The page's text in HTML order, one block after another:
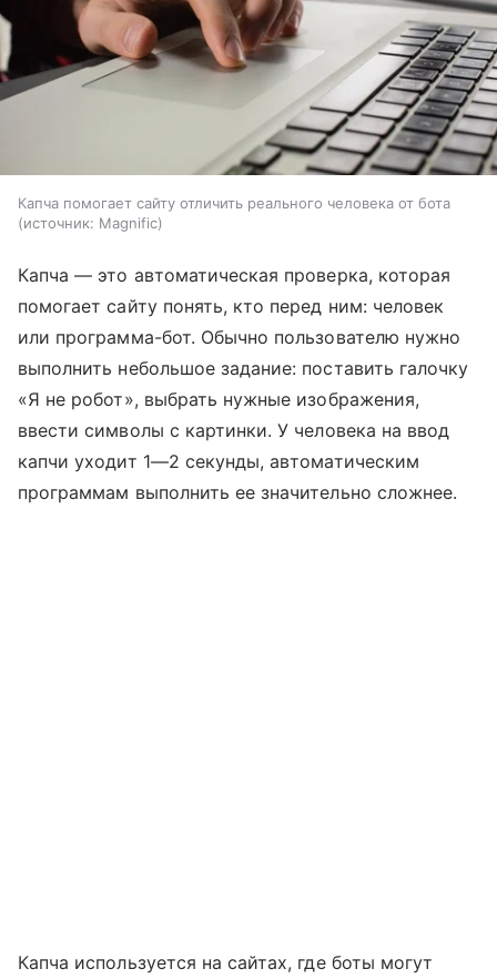
Капча помогает сайту отличить реального человека от бота
источник: Magnific
Капча — это автоматическая проверка, которая
помогает сайту понять, кто перед ним: человек
или программа-бот. Обычно пользователю нужно
выполнить небольшое задание: поставить галочку
«Я не робот», выбрать нужные изображения,
ввести символы с картинки. У человека на ввод
капчи уходит 1—2 секунды, автоматическим
программам выполнить ее значительно сложнее.
Капча используется на сайтах, где боты могут